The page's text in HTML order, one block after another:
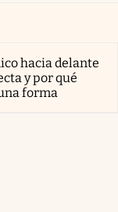
hacia delante
y por qué
forma